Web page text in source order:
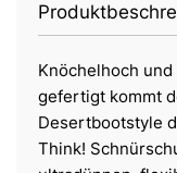
Knöchelhoch
gefertigt kommt
Desertbootstyle
Think!